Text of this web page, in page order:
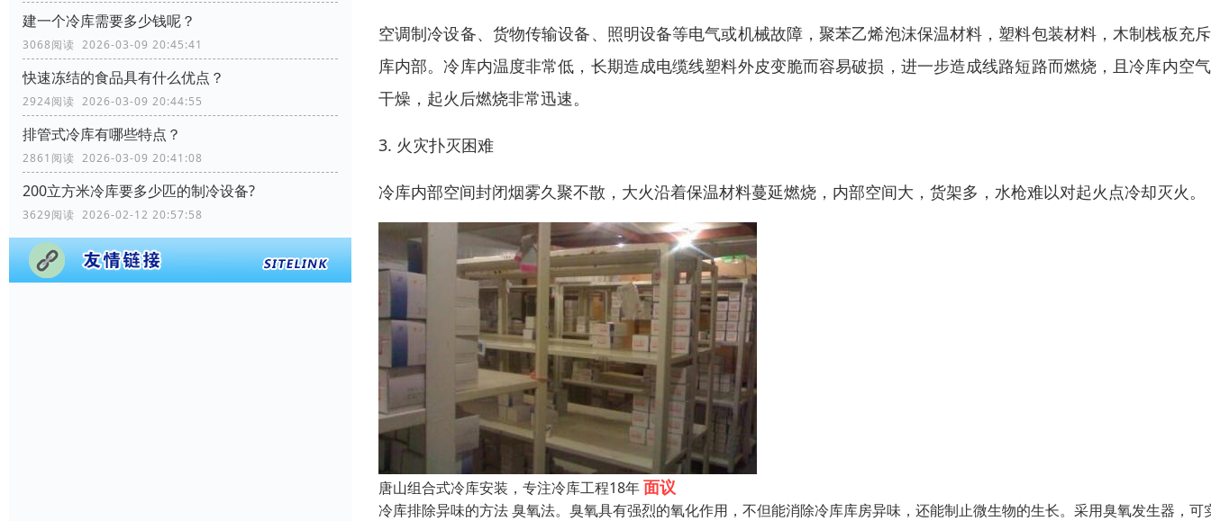
建一个冷库需要多少钱呢？
3068阅读 2026-03-09 20:45:41
快速冻结的食品具有什么优点？
2924阅读 2026-03-09 20:44:55
排管式冷库有哪些特点？
2861阅读 2026-03-09 20:41:08
200立方米冷库要多少匹的制冷设备?
3629阅读 2026-02-12 20:57:58
空调制冷设备、货物传输设备、照明设备等电气或机械故障，聚苯乙烯泡沫保温材料，塑料包装材料，木制栈板充
库内部。冷库内温度非常低，长期造成电缆线塑料外皮变脆而容易破损，进一步造成线路短路而燃烧，且冷库内空
干燥，起火后燃烧非常迅速。
3. 火灾扑灭困难
冷库内部空间封闭烟雾久聚不散，大火沿着保温材料蔓延燃烧，内部空间大，货架多，水枪难以对起火点冷却灭火。
唐山组合式冷库安装，专注冷库工程18年面议
冷库排除异味的方法 臭氧法。臭氧具有强烈的氧化作用，不但能消除冷库库房异味，还能制止微生物的生长。采用臭氧发生器，可